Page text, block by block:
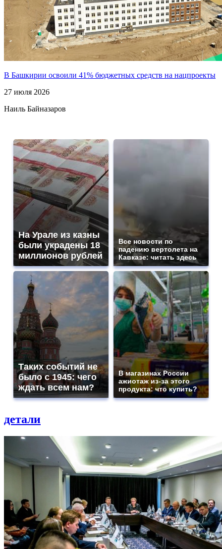
В Башкирии освоили 41% бюджетных средств на нацпроекты
27 июля 2026
Наиль Байназаров
На Урале из казны
были украдены 18
миллионов рублей
Все новости по
падению вертолета на
Кавказе: читать здесь
Таких событий не
было с 1945: чего
ждать всем нам?
В магазинах России
ажиотаж из-за этого
продукта: что купить?
детали